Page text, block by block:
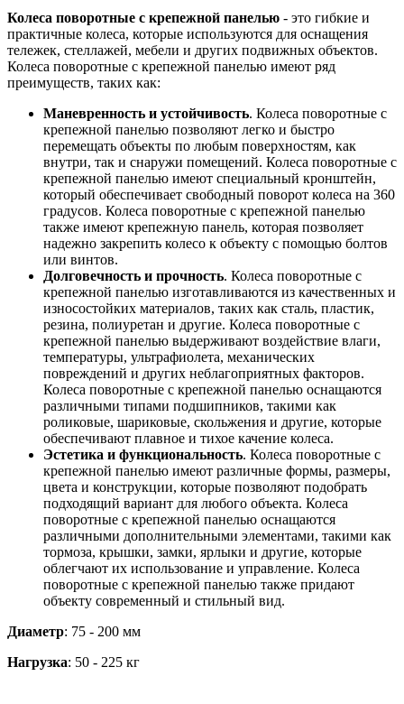
Колеса поворотные с крепежной панелью - это гибкие и
практичные колеса, которые используются для оснащения
тележек, стеллажей, мебели и других подвижных объектов.
Колеса поворотные с крепежной панелью имеют ряд
преимуществ, таких как:
Маневренность и устойчивость. Колеса поворотные с
крепежной панелью позволяют легко и быстро
перемещать объекты по любым поверхностям, как
внутри, так и снаружи помещений. Колеса поворотные с
крепежной панелью имеют специальный кронштейн,
который обеспечивает свободный поворот колеса на 360
градусов. Колеса поворотные с крепежной панелью
также имеют крепежную панель, которая позволяет
надежно закрепить колесо к объекту с помощью болтов
или винтов.
Долговечность и прочность. Колеса поворотные с
крепежной панелью изготавливаются из качественных и
износостойких материалов, таких как сталь, пластик,
резина, полиуретан и другие. Колеса поворотные с
крепежной панелью выдерживают воздействие влаги,
температуры, ультрафиолета, механических
повреждений и других неблагоприятных факторов.
Колеса поворотные с крепежной панелью оснащаются
различными типами подшипников, такими как
роликовые, шариковые, скольжения и другие, которые
обеспечивают плавное и тихое качение колеса.
Эстетика и функциональность. Колеса поворотные с
крепежной панелью имеют различные формы, размеры,
цвета и конструкции, которые позволяют подобрать
подходящий вариант для любого объекта. Колеса
поворотные с крепежной панелью оснащаются
различными дополнительными элементами, такими как
тормоза, крышки, замки, ярлыки и другие, которые
облегчают их использование и управление. Колеса
поворотные с крепежной панелью также придают
объекту современный и стильный вид.
Диаметр: 75 - 200 мм
Нагрузка: 50 - 225 кг